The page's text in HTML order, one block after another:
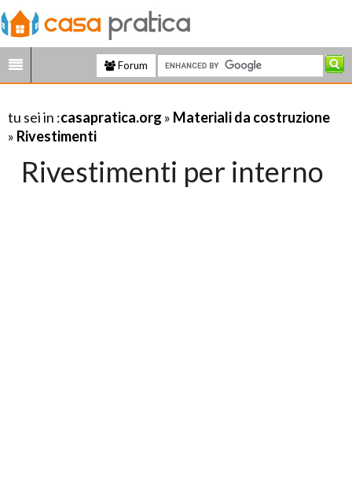
Forum
tu sei in :casapratica.org » Materiali da costruzione
» Rivestimenti
Rivestimenti per interno